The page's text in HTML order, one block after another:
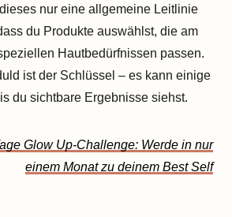
nur eine allgemeine Leitlinie
du Produkte auswählst, die am
Hautbedürfnissen passen.
ist der Schlüssel – es kann einige
du sichtbare Ergebnisse siehst.
Glow Up-Challenge: Werde in nur
einem Monat zu deinem Best Self